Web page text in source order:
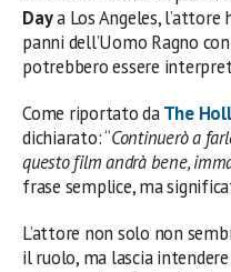
Daya Los Angeles,
panni dell’Uomo Ragno
potrebbero essere
Come riportato daThe
dichiarato: “Continuerò a
questo film andrà bene,
frase semplice, ma
L’attore non solo non
il ruolo, ma lascia